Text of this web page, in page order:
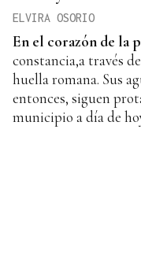
ELVIRA OSORIO
En el corazón de la
constancia,a través
huella romana. Sus
entonces, siguen
municipio a día de